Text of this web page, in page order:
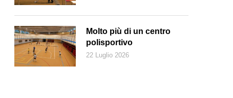
Dirigent Igor Markevitch (1912-1983), foto scattata nel 1965 a Villars, in
Molto più di un centro
polisportivo
22 Luglio 2026